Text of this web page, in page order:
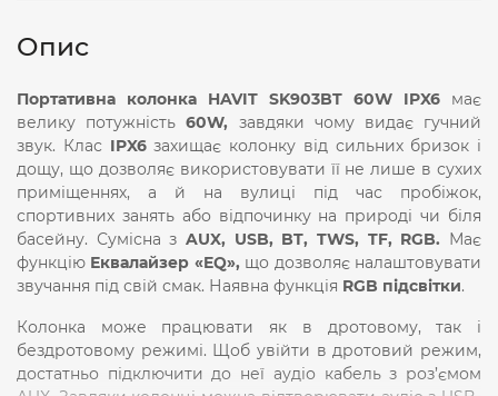
Опис
Портативна колонка HAVIT SK903BT 60W IPX6 має
велику потужність60W, завдяки чому видає гучний
звук. Клас IPX6захищає колонку від сильних бризок і
дощу, що дозволяє використовувати її не лише в сухих
приміщеннях, а й на вулиці під час пробіжок,
спортивних занять або відпочинку на природі чи біля
басейну. Сумісна з AUX, USB, BT, TWS, TF, RGB. Має
функцію Еквалайзер «EQ», що дозволяє налаштовувати
звучання під свій смак. Наявна функція RGB підсвітки.
Колонка може працювати як в дротовому, так і
бездротовому режимі. Щоб увійти в дротовий режим,
достатньо підключити до неї аудіо кабель з роз’ємом